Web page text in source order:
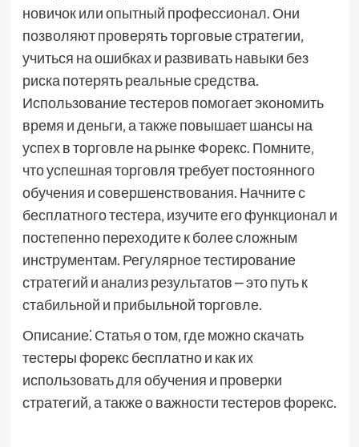
новичок или опытный профессионал. Они
позволяют проверять торговые стратегии‚
учиться на ошибках и развивать навыки без
риска потерять реальные средства.
Использование тестеров помогает экономить
время и деньги‚ а также повышает шансы на
успех в торговле на рынке Форекс. Помните‚
что успешная торговля требует постоянного
обучения и совершенствования. Начните с
бесплатного тестера‚ изучите его функционал и
постепенно переходите к более сложным
инструментам. Регулярное тестирование
стратегий и анализ результатов ⎼ это путь к
стабильной и прибыльной торговле.
Описание⁚ Статья о том‚ где можно скачать
тестеры форекс бесплатно и как их
использовать для обучения и проверки
стратегий‚ а также о важности тестеров форекс.